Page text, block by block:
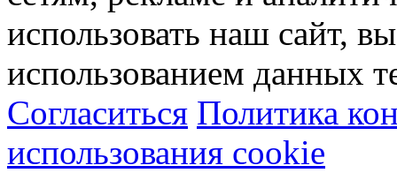
использовать наш сайт,
использованием данных
Согласиться Политика
использования cookie